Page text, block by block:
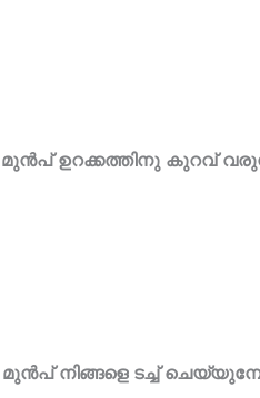
മുൻപ് ഉറക്കത്തിനു കുറവ്
മുൻപ് നിങ്ങളെ ടച്ച്‌